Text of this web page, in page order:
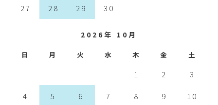
27 28 29 30
2026年 10月
日 月 火 水 木 金 土
1 2 3
4 5 6 7 8 9 10